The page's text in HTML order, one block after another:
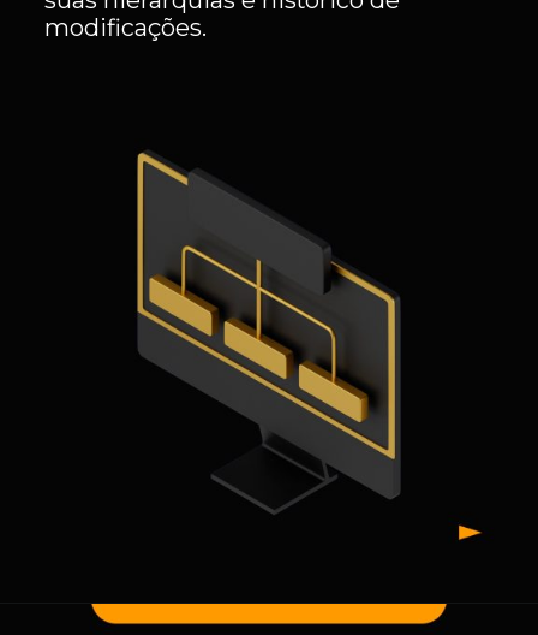
modificações.